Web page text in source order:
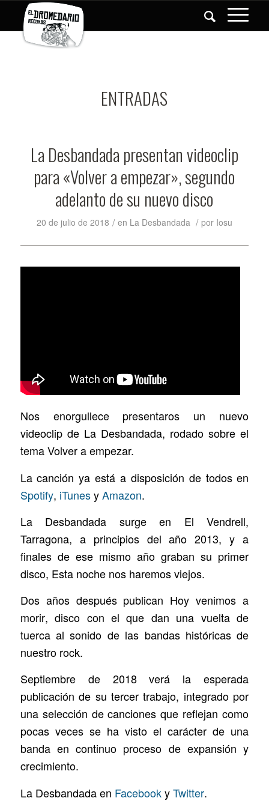
ENTRADAS
La Desbandada presentan videoclip
para «Volver a empezar», segundo
adelanto de su nuevo disco
20 de julio de 2018 / en La Desbandada / por Iosu
Nos enorgullece presentaros un nuevo
videoclip de La Desbandada, rodado sobre el
tema Volver a empezar.
La canción ya está a disposición de todos en
Spotify, iTunesyAmazon.
La Desbandada surge en El Vendrell,
Tarragona, a principios del año 2013, y a
finales de ese mismo año graban su primer
disco, Esta noche nos haremos viejos.
Dos años después publican Hoy venimos a
morir, disco con el que dan una vuelta de
tuerca al sonido de las bandas históricas de
nuestro rock.
Septiembre de 2018 verá la esperada
publicación de su tercer trabajo, integrado por
una selección de canciones que reflejan como
pocas veces se ha visto el carácter de una
banda en continuo proceso de expansión y
crecimiento.
La Desbandada en FacebookyTwitter.